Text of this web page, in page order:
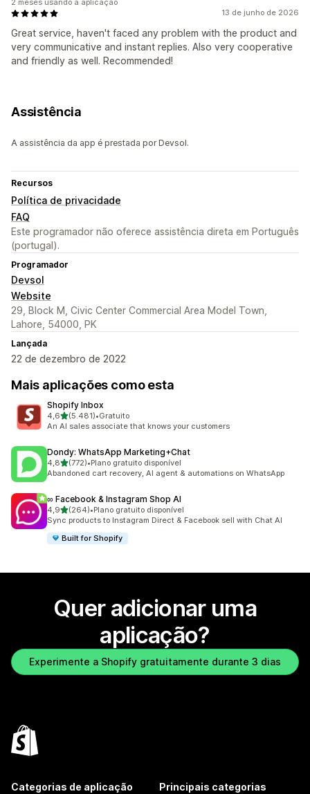
13 de junho de 2026
Great service, haven't faced any problem with the product and
very communicative and instant replies. Also very cooperative
and friendly as well. Recommended!
2 meses usando a aplicação
Assistência
A assistência da app é prestada por Devsol.
Recursos
Política de privacidade
FAQ
Este programador não oferece assistência direta em Português
(portugal).
Programador
Devsol
Website
29, Block M, Civic Center Commercial Area Model Town,
Lahore, 54000, PK
Lançada
22 de dezembro de 2022
Mais aplicações como esta
Shopify Inbox
4,6de 5 estrelas
(5.481)
5481 total de avaliações
•Gratuito
An AI sales associate that knows your customers
Dondy: WhatsApp Marketing+Chat
4,8de 5 estrelas
(772)
772 total de avaliações
•Plano gratuito disponível
Abandoned cart recovery, AI agent & automations on WhatsApp
∞ Facebook & Instagram Shop AI
4,9de 5 estrelas
(264)
264 total de avaliações
•Plano gratuito disponível
Sync products to Instagram Direct & Facebook sell with Chat AI
Built for Shopify
Quer adicionar uma
aplicação?
Experimente a Shopify gratuitamente durante 3 dias
Categorias de aplicação Principais categorias